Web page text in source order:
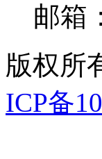
邮箱：
版权
ICP备